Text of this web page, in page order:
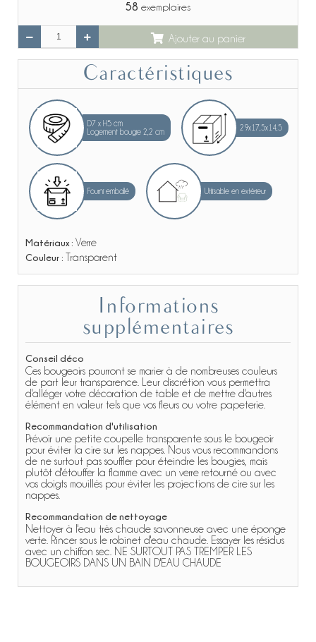
58 exemplaires
Ajouter au panier
Caractéristiques
D7 x H5 cm
Logement bougie 2,2 cm
29x17,5x14,5
Fourni emballé Utilisable en extérieur
Matériaux : Verre
Couleur : Transparent
supplémentaires
Conseil déco
Ces bougeoirs pourront se marier à de nombreuses couleurs
de part leur transparence. Leur discrétion vous permettra
d'alléger votre décoration de table et de mettre d'autres
élément en valeur tels que vos fleurs ou votre papeterie.
Recommandation d'utilisation
Prévoir une petite coupelle transparente sous le bougeoir
pour éviter la cire sur les nappes. Nous vous recommandons
de ne surtout pas souffler pour éteindre les bougies, mais
plutôt d'étouffer la flamme avec un verre retourné ou avec
vos doigts mouillés pour éviter les projections de cire sur les
nappes.
Recommandation de nettoyage
Nettoyer à l'eau très chaude savonneuse avec une éponge
verte. Rincer sous le robinet d'eau chaude. Essayer les résidus
avec un chiffon sec. NE SURTOUT PAS TREMPER LES
BOUGEOIRS DANS UN BAIN D'EAU CHAUDE